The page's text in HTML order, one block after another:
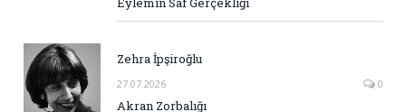
Zehra İpşiroğlu
27.07.2026 0
Akran Zorbalığı